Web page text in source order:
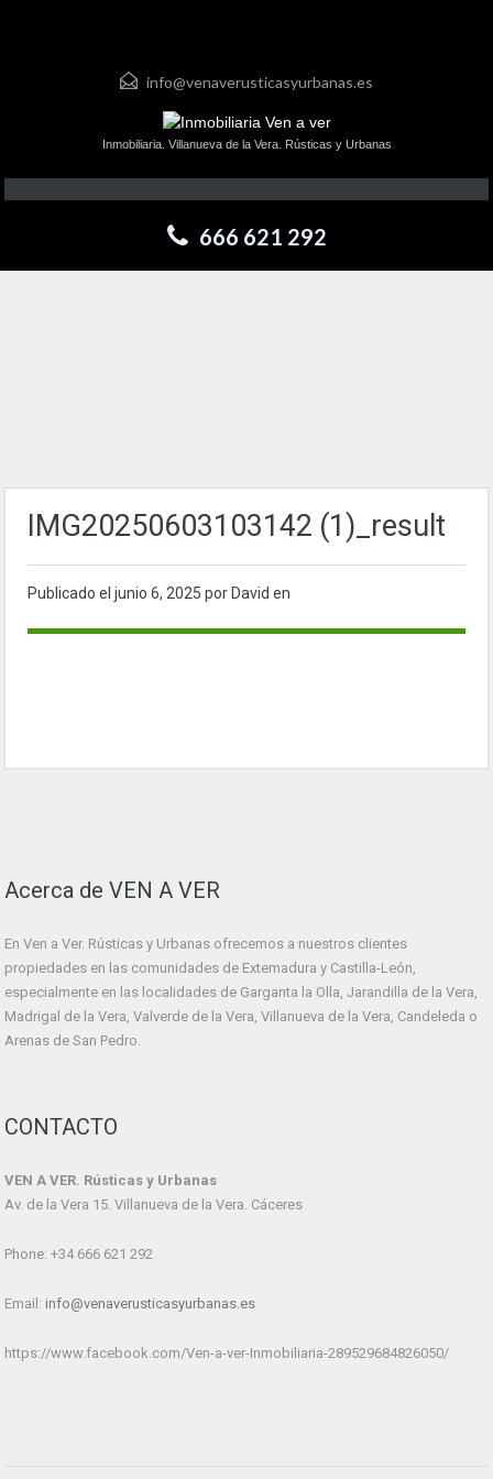
info@venaverusticasyurbanas.es
Inmobiliaria. Villanueva de la Vera. Rústicas y Urbanas
666 621 292
IMG20250603103142 (1)_result
Publicado el junio 6, 2025 por David en
Acerca de VEN A VER
En Ven a Ver. Rústicas y Urbanas ofrecemos a nuestros clientes
propiedades en las comunidades de Extemadura y Castilla-León,
especialmente en las localidades de Garganta la Olla, Jarandilla de la Vera,
Madrigal de la Vera, Valverde de la Vera, Villanueva de la Vera, Candeleda o
Arenas de San Pedro.
CONTACTO
VEN A VER. Rústicas y Urbanas
Av. de la Vera 15. Villanueva de la Vera. Cáceres
Phone: +34 666 621 292
Email: info@venaverusticasyurbanas.es
https://www.facebook.com/Ven-a-ver-Inmobiliaria-289529684826050/